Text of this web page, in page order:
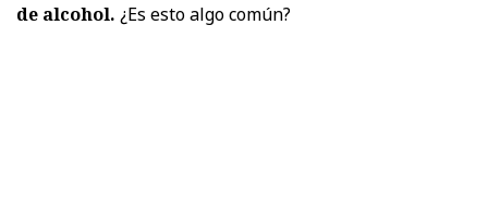
de alcohol. ¿Es esto algo común?